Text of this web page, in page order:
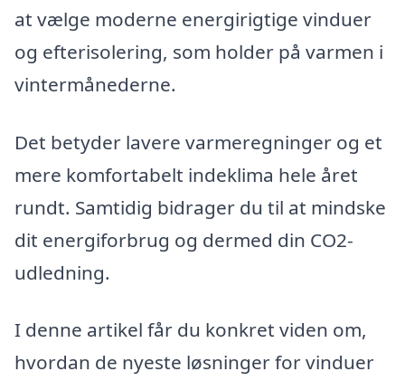
at vælge moderne energirigtige vinduer
og efterisolering, som holder på varmen i
vintermånederne.
Det betyder lavere varmeregninger og et
mere komfortabelt indeklima hele året
rundt. Samtidig bidrager du til at mindske
dit energiforbrug og dermed din CO2-
udledning.
I denne artikel får du konkret viden om,
hvordan de nyeste løsninger for vinduer